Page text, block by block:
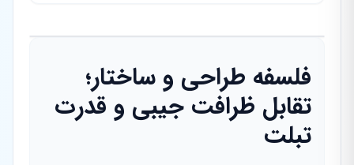
فلسفه طراحی و ساختار؛
تقابل ظرافت جیبی و قدرت
تبلت